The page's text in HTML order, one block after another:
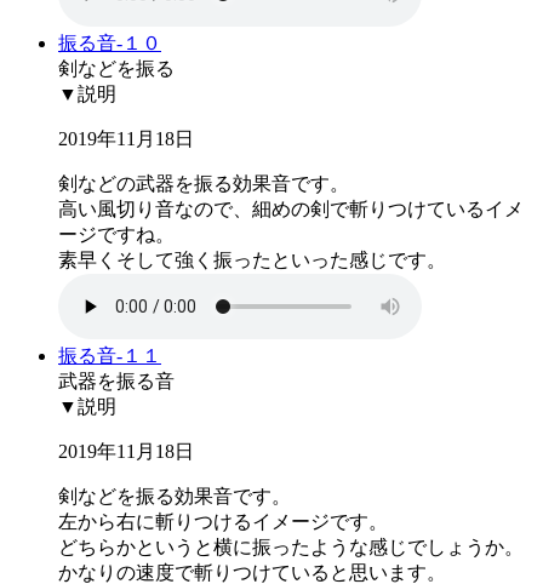
振る音-１０
剣などを振る
▼説明
2019年11月18日
剣などの武器を振る効果音です。
高い風切り音なので、細めの剣で斬りつけているイメ
ージですね。
素早くそして強く振ったといった感じです。
振る音-１１
武器を振る音
▼説明
2019年11月18日
剣などを振る効果音です。
左から右に斬りつけるイメージです。
どちらかというと横に振ったような感じでしょうか。
かなりの速度で斬りつけていると思います。